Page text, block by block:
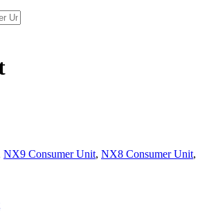
NX9 Consumer Unit, NX8 Consumer Unit,